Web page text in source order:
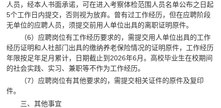
人员，经本人书面承诺，可在进入考察体检范围人员名单公布之日起
5个工作日内提交，否则视为放弃。曾有过工作经历，但在应聘阶段
无单位的应聘人员，须提交前用人单位出具的离职证明原件。
（6）应聘岗位有工作经历要求的，需提交用人单位出具的工作
经历证明和人社部门出具的缴纳养老保险情况的证明原件，工作经历
年限按足年足月累计，日期截止到2026年6月。高校毕业生在校期间
的社会实践、实习、兼职等不作为工作经历。
（7）应聘岗位有其他要求的，需提交相关证件的原件及复印
件。
三、其他事宜